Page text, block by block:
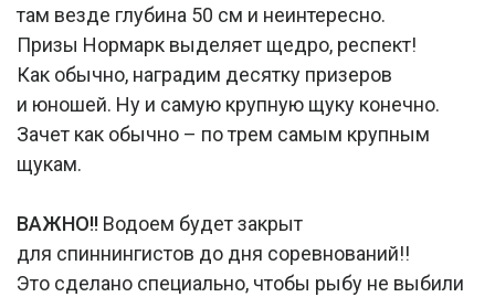
там везде глубина 50 см и неинтересно.
Призы Нормарк выделяет щедро, респект!
Как обычно, наградим десятку призеров
и юношей. Ну и самую крупную щуку конечно.
Зачет как обычно – по трем самым крупным
щукам.
ВАЖНО!! Водоем будет закрыт
для спиннингистов до дня соревнований!!
Это сделано специально, чтобы рыбу не выбили